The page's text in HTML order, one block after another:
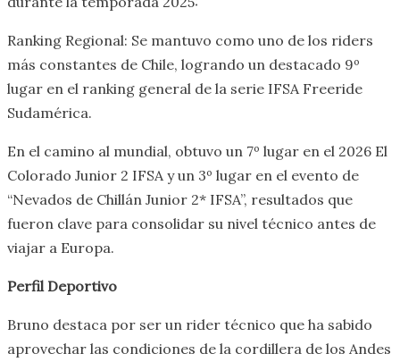
Ranking Regional: Se mantuvo como uno de los riders
más constantes de Chile, logrando un destacado 9º
lugar en el ranking general de la serie IFSA Freeride
Sudamérica.
En el camino al mundial, obtuvo un 7º lugar en el 2026 El
Colorado Junior 2 IFSA y un 3º lugar en el evento de
“Nevados de Chillán Junior 2* IFSA”, resultados que
fueron clave para consolidar su nivel técnico antes de
viajar a Europa.
Perfil Deportivo
Bruno destaca por ser un rider técnico que ha sabido
aprovechar las condiciones de la cordillera de los Andes